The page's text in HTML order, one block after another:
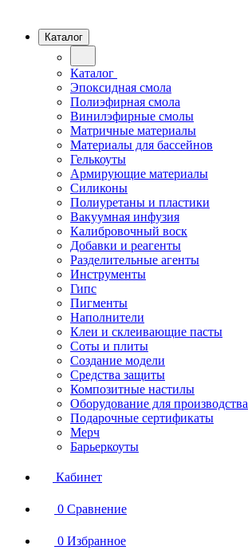
Каталог
Каталог
Эпоксидная смола
Полиэфирная смола
Винилэфирные смолы
Матричные материалы
Материалы для бассейнов
Гелькоуты
Армирующие материалы
Силиконы
Полиуретаны и пластики
Вакуумная инфузия
Калибровочный воск
Добавки и реагенты
Разделительные агенты
Инструменты
Гипс
Пигменты
Наполнители
Клеи и склеивающие пасты
Соты и плиты
Создание модели
Средства защиты
Композитные настилы
Оборудование для производства
Подарочные сертификаты
Мерч
Барьеркоуты
Кабинет
0 Сравнение
0 Избранное